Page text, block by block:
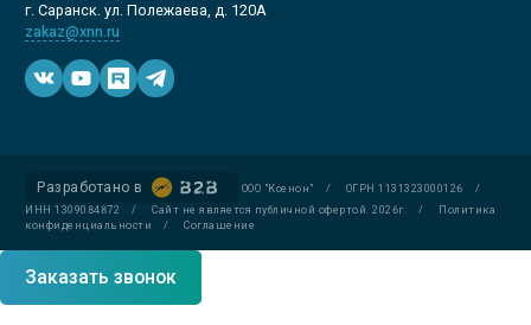
г. Саранск. ул. Полежаева, д. 120А
zakaz@xnn.ru
Разработано в ООО "Ксенон" / ОГРН 1131323000126
/
ИНН 1309084872
/ Сайт не является публичной офертой. 2026г. /
Политика
конфиденциальности
/ Соглашение
Заказать звонок